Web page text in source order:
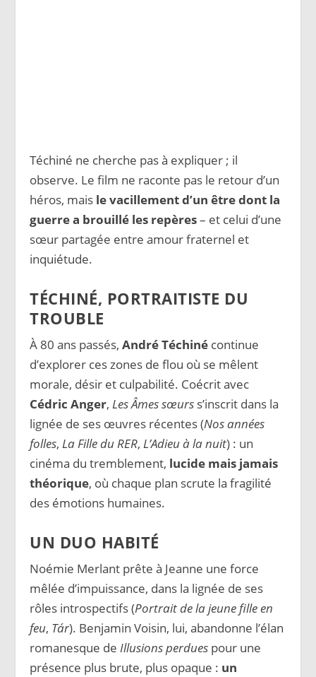
Téchiné ne cherche pas à expliquer ; il
observe. Le film ne raconte pas le retour d’un
héros, mais le vacillement d’un être dont la
guerre a brouillé les repères– et celui d’une
sœur partagée entre amour fraternel et
inquiétude.
TÉCHINÉ, PORTRAITISTE DU
TROUBLE
À 80 ans passés,André Téchiné continue
d’explorer ces zones de flou où se mêlent
morale, désir et culpabilité. Coécrit avec
Cédric Anger,Les Âmes sœurs s’inscrit dans la
lignée de ses œuvres récentes (Nos années
folles,La Fille du RER,L’Adieu à la nuit) : un
cinéma du tremblement, lucide mais jamais
théorique, où chaque plan scrute la fragilité
des émotions humaines.
UN DUO HABITÉ
Noémie Merlant prête à Jeanne une force
mêlée d’impuissance, dans la lignée de ses
rôles introspectifs (Portrait de la jeune fille en
feu, Tár). Benjamin Voisin, lui, abandonne l’élan
romanesque deIllusions perdues pour une
présence plus brute, plus opaque : un